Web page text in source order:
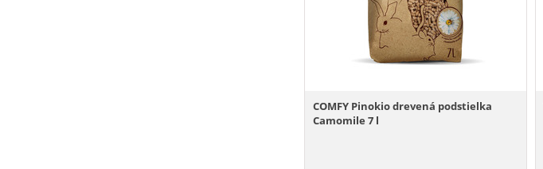
COMFY Pinokio drevená podstielka
Camomile 7 l